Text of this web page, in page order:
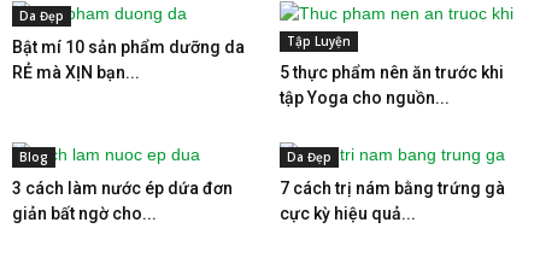
Da Đẹp
Bật mí 10 sản phẩm dưỡng da
RẺ mà XỊN bạn...
Tập Luyện
5 thực phẩm nên ăn trước khi
tập Yoga cho nguồn...
Blog
3 cách làm nước ép dứa đơn
giản bất ngờ cho...
Da Đẹp
7 cách trị nám bằng trứng gà
cực kỳ hiệu quả...